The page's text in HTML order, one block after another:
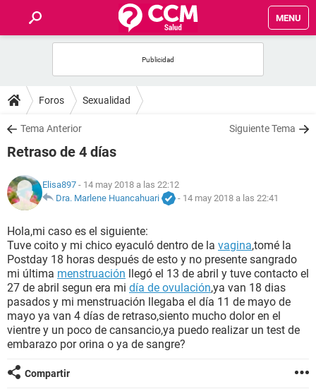
MENU
FOROS
SALUD
NUTRICIÓN
BIENESTAR
SEXUALIDAD
GLOSARIO
Foros Sexualidad
Tema Anterior Siguiente Tema
Retraso de 4 días
Elisa897 - 14 may 2018 a las 22:12
Dra. Marlene Huancahuari
- 14 may 2018 a las 22:41
Hola,mi caso es el siguiente:
Tuve coito y mi chico eyaculó dentro de la vagina,tomé la
Postday 18 horas después de esto y no presente sangrado
mi última menstruación llegó el 13 de abril y tuve contacto el
27 de abril segun era mi día de ovulación,ya van 18 dias
pasados y mi menstruación llegaba el día 11 de mayo de
mayo ya van 4 días de retraso,siento mucho dolor en el
vientre y un poco de cansancio,ya puedo realizar un test de
embarazo por orina o ya de sangre?
Compartir